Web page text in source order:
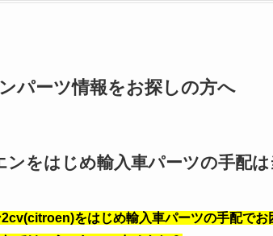
パーツ情報をお探しの方へ
ンをはじめ輸入車パーツの手配は
をはじめ輸入車パーツの手配で